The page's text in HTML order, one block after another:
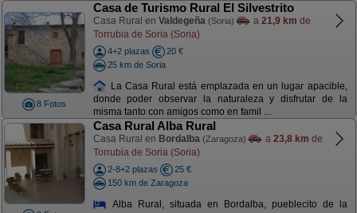
8 Fotos
Casa de Turismo Rural El Silvestrito
Casa Rural en Valdegeña (Soria) a 21,9 km de
Torrubia de Soria (Soria)
4+2 plazas
20 €
25 km de Soria
La Casa Rural está emplazada en un lugar apacible,
donde poder observar la naturaleza y disfrutar de la
misma tanto con amigos como en famil ...
Casa Rural Alba Rural
Casa Rural en Bordalba (Zaragoza) a 23,8 km de
Torrubia de Soria (Soria)
2-8+2 plazas
25 €
150 km de Zaragoza
Alba Rural, situada en Bordalba, pueblecito de la